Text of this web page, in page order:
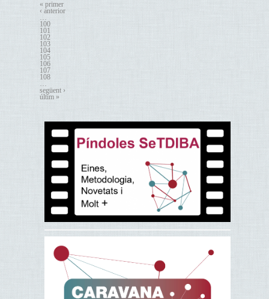
« primer
‹ anterior
…
100
101
102
103
104
105
106
107
108
…
següent ›
últim »